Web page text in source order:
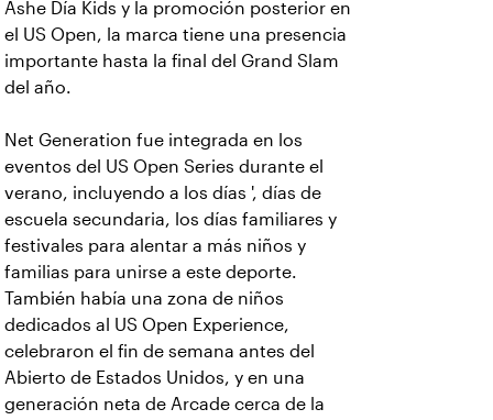
Ashe Día Kids y la promoción posterior en
el US Open, la marca tiene una presencia
importante hasta la final del Grand Slam
del año.
Net Generation fue integrada en los
eventos del US Open Series durante el
verano, incluyendo a los días ', días de
escuela secundaria, los días familiares y
festivales para alentar a más niños y
familias para unirse a este deporte.
También había una zona de niños
dedicados al US Open Experience,
celebraron el fin de semana antes del
Abierto de Estados Unidos, y en una
generación neta de Arcade cerca de la